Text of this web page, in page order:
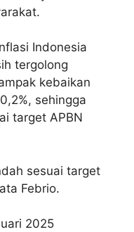
Indonesia
tergolong
kebaikan
sehingga
target APBN
sesuai target
Febrio.
2025